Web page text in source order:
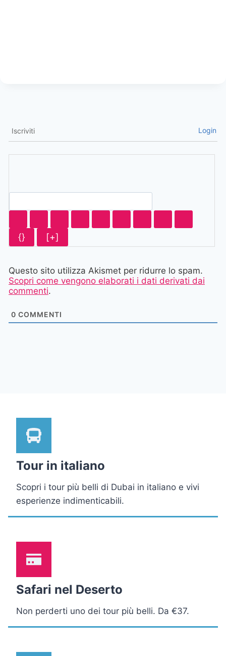
Iscriviti Login
{} [+]
Questo sito utilizza Akismet per ridurre lo spam.
Scopri come vengono elaborati i dati derivati dai
commenti.
0 COMMENTI
Tour in italiano
Scopri i tour più belli di Dubai in italiano e vivi
esperienze indimenticabili.
Safari nel Deserto
Non perderti uno dei tour più belli. Da €37.